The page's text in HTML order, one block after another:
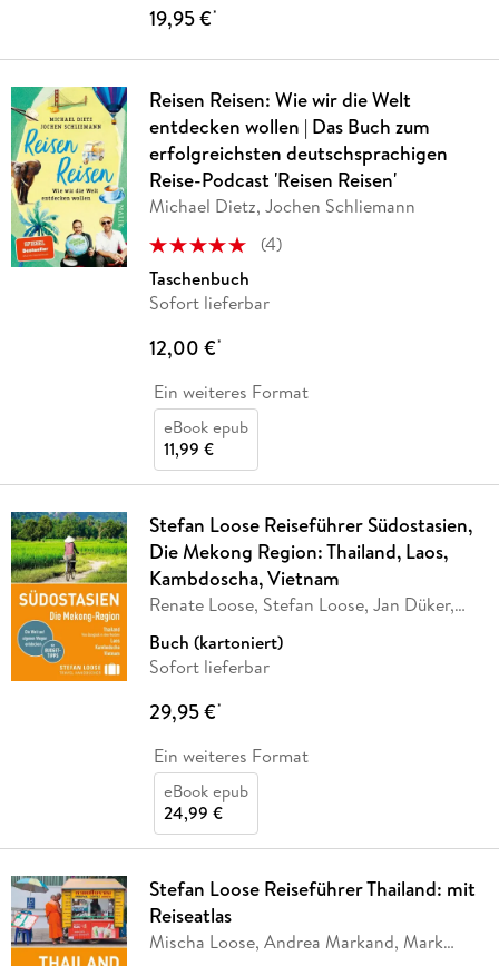
19,95 €*
Reisen Reisen: Wie wir die Welt
entdecken wollen | Das Buch zum
erfolgreichsten deutschsprachigen
Reise-Podcast 'Reisen Reisen'
Michael Dietz, Jochen Schliemann
(4)
Taschenbuch
Sofort lieferbar
12,00 €*
Ein weiteres Format
eBook epub
11,99 €
Stefan Loose Reiseführer Südostasien,
Die Mekong Region: Thailand, Laos,
Kambdoscha, Vietnam
Renate Loose, Stefan Loose, Jan Düker,
Buch (kartoniert)
Sofort lieferbar
29,95 €*
Ein weiteres Format
eBook epub
24,99 €
Stefan Loose Reiseführer Thailand: mit
Reiseatlas
Mischa Loose, Andrea Markand, Mark